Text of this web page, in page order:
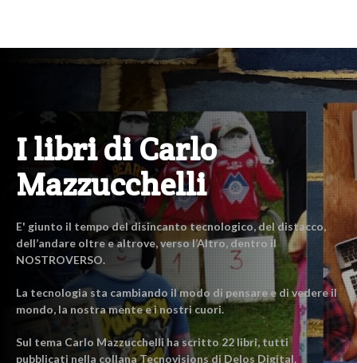
I libri di Carlo
Mazzucchelli
E' giunto il tempo del disincanto tecnologico, del distacco,
dell’andare oltre e altrove, verso l’Altro, dentro il
NOSTROVERSO.
La tecnologia sta cambiando il modo di pensare e di vedere il
mondo, la nostra mente e i nostri cuori.
Sul tema Carlo Mazzucchelli ha scritto 22 libri, tutti
pubblicati nella collana Tecnovisions di Delos Digital.